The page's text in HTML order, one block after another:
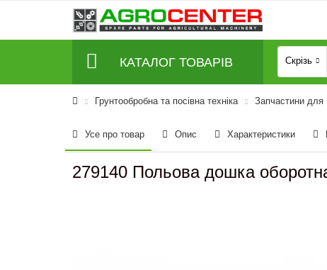
КАТАЛОГ ТОВАРІВ Скрізь
Грунтообробна та посівна техніка Запчастини для
Усе про товар Опис Характеристики
279140 Польова дошка